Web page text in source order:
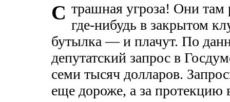
С трашная угроза! Они
где-нибудь в закрытом
бутылка — и плачут. По
депутатский запрос в
семи тысяч долларов.
еще дороже, а за протекцию